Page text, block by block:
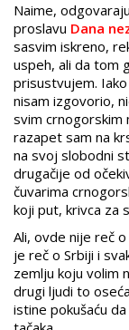
Naime,
proslavu Dana
sasvim iskreno,
uspeh, ali da tom
prisustvujem.
nisam izgovorio,
svim crnogorskim
razapet sam na
na svoj slobodni
drugačije od
čuvarima
koji put, krivca za
Ali, ovde nije reč
je reč o Srbiji i
zemlju koju volim
drugi ljudi to
istine pokušaću